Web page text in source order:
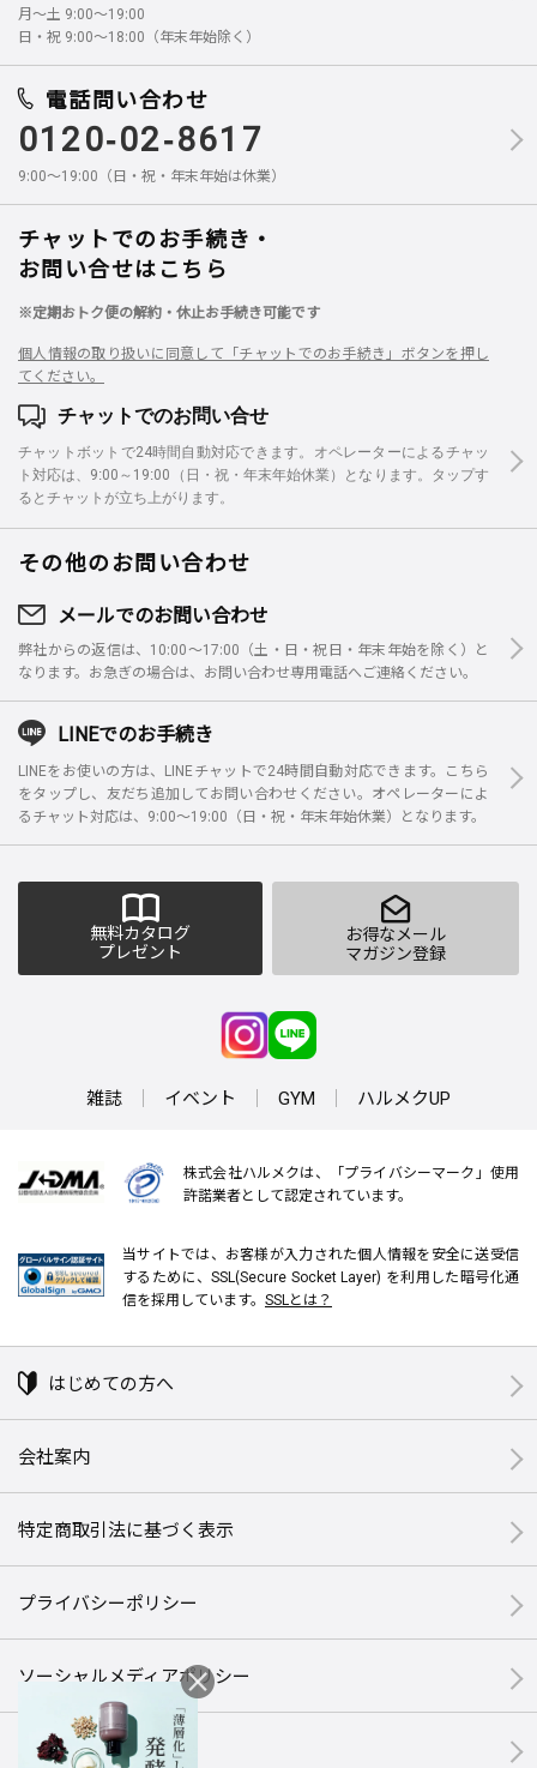
月～土 9:00～19:00
日・祝 9:00～18:00（年末年始除く）
電話問い合わせ
0120-02-8617
9:00～19:00（日・祝・年末年始は休業）
チャットでのお手続き・
お問い合せはこちら
※定期おトク便の解約・休止お手続き可能です
個人情報の取り扱いに同意して「チャットでのお手続き」ボタンを押し
てください。
チャットでのお問い合せ
チャットボットで24時間自動対応できます。オペレーターによるチャッ
ト対応は、9:00～19:00（日・祝・年末年始休業）となります。タップす
るとチャットが立ち上がります。
その他のお問い合わせ
メールでのお問い合わせ
弊社からの返信は、10:00～17:00（土・日・祝日・年末年始を除く）と
なります。お急ぎの場合は、お問い合わせ専用電話へご連絡ください。
LINEでのお手続き
LINEをお使いの方は、LINEチャットで24時間自動対応できます。こちら
をタップし、友だち追加してお問い合わせください。オペレーターによ
るチャット対応は、9:00～19:00（日・祝・年末年始休業）となります。
無料カタログ
プレゼント
お得なメール
マガジン登録
雑誌 イベント GYM ハルメクUP
株式会社ハルメクは、「プライバシーマーク」使用
許諾業者として認定されています。
当サイトでは、お客様が入力された個人情報を安全に送受信
するために、SSL(Secure Socket Layer) を利用した暗号化通
信を採用しています。 SSLとは？
はじめての方へ
会社案内
特定商取引法に基づく表示
プライバシーポリシー
ソーシャルメディアポリシー
サイトマップ